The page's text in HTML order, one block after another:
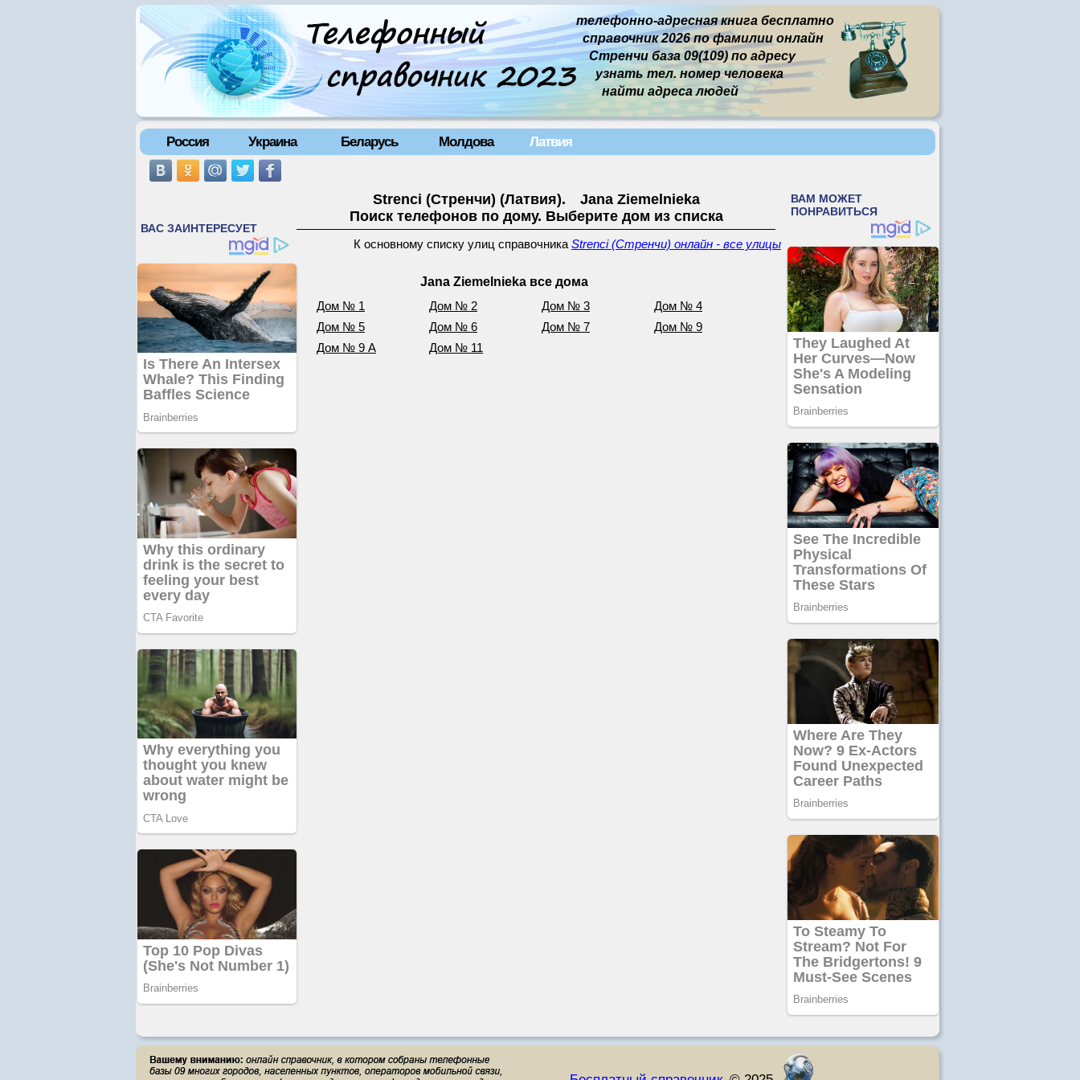
телефонно-адресная книга бесплатно
справочник 2026 по фамилии онлайн
Стренчи база 09(109) по адресу
узнать тел. номер человека
найти адреса людей
Россия Украина Беларусь Молдова Латвия
Strenci (Стренчи) (Латвия). Jana Ziemelnieka
Поиск телефонов по дому. Выберите дом из списка
К основному списку улиц справочника Strenci (Стренчи) онлайн - все улицы
Jana Ziemelnieka все дома
Дом № 1 Дом № 2 Дом № 3
Дом № 4
Дом № 5
Дом № 6 Дом № 7
Дом № 9
Дом № 9 A
Дом № 11